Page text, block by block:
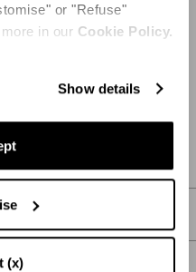
or "Refuse"
in our Cookie Policy.
Show details
(x)